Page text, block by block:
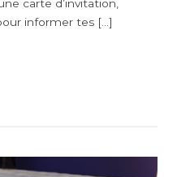
carte d’invitation,
informer tes […]